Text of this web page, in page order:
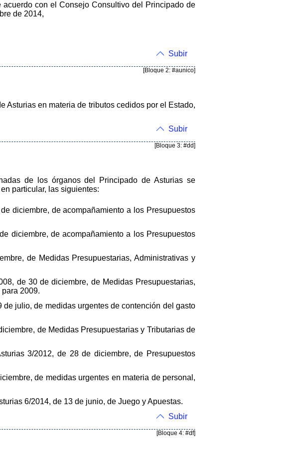
con el Consejo Consultivo del Principado de
de 2014,
Subir
[Bloque 2: #aunico]
Asturias en materia de tributos cedidos por el Estado,
Subir
[Bloque 3: #dd]
de los órganos del Principado de Asturias se
particular, las siguientes:
diciembre, de acompañamiento a los Presupuestos
diciembre, de acompañamiento a los Presupuestos
de Medidas Presupuestarias, Administrativas y
de 30 de diciembre, de Medidas Presupuestarias,
2009.
julio, de medidas urgentes de contención del gasto
de Medidas Presupuestarias y Tributarias de
3/2012, de 28 de diciembre, de Presupuestos
de medidas urgentes en materia de personal,
6/2014, de 13 de junio, de Juego y Apuestas.
Subir
[Bloque 4: #df]